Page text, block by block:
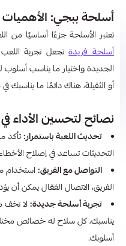
أسلحة ببجي:
تعتبر الأسلحة جزءًا أساسيًا من
أسلحة فريدةتجعل تجربة اللعب
الجديدة واختيار ما يناسب
أو الثقيلة، هناك دائمًا ما يناسبك
نصائح لتحسين الأداء
تحديث اللعبة باستمرار:تأكد
التحديثات تساعد في إصلاح
التواصل مع الفريق: استخدام
الفريق، الاتصال الفعّال يمكن أن
تجربة أسلحة جديدة:لا تخف
يناسبك، كل سلاح له خصائص
أسلوبك.